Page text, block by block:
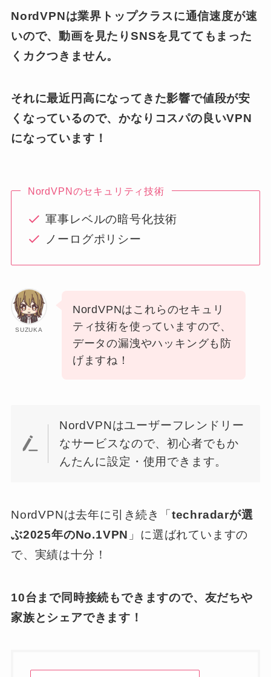
NordVPNは業界トップクラスに通信速度が速
いので、動画を見たりSNSを見ててもまった
くカクつきません。
それに最近円高になってきた影響で値段が安
くなっているので、かなりコスパの良いVPN
になっています！
NordVPNのセキュリティ技術
軍事レベルの暗号化技術
ノーログポリシー
SUZUKA
NordVPNはこれらのセキュリ
ティ技術を使っていますので、
データの漏洩やハッキングも防
げますね！
NordVPNはユーザーフレンドリー
なサービスなので、初心者でもか
んたんに設定・使用できます。
NordVPNは去年に引き続き「 techradarが選
ぶ2025年のNo.1VPN 」に選ばれていますの
で、実績は十分！
10台まで同時接続もできますので、友だちや
家族とシェアできます！